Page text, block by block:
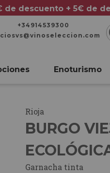
de descuento + 5€ de
+34914539300
Enoturismo
Rioja
BURGO
Garnacha tinta